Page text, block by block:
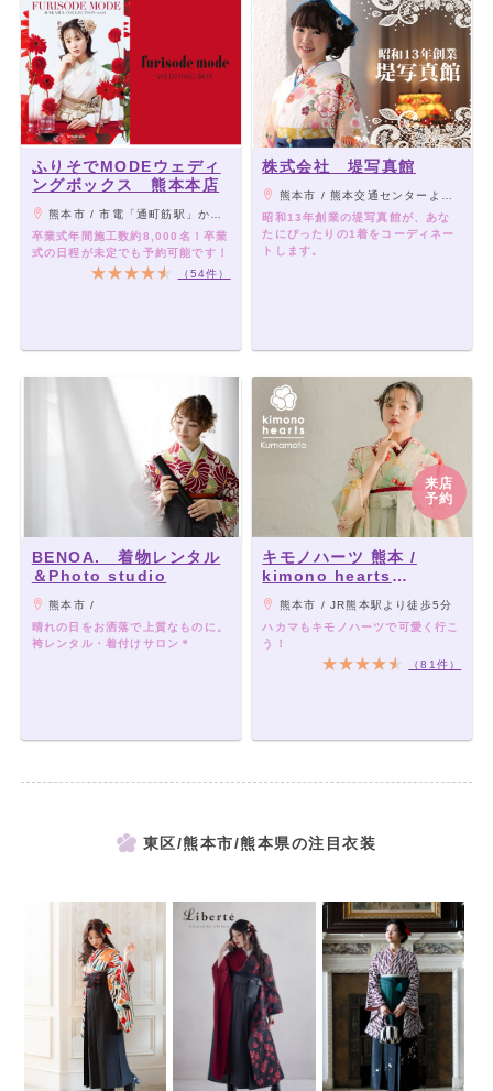
ふりそでMODEウェディ
ングボックス 熊本本店
熊本市 / 市電「通町筋駅」から下通り徒歩2分
卒業式年間施工数約8,000名！卒業
式の日程が未定でも予約可能です！
（54件）
株式会社 堤写真館
熊本市 / 熊本交通センターより徒歩8分/熊本市電通町筋駅から徒歩7分
昭和13年創業の堤写真館が、あな
たにぴったりの1着をコーディネー
トします。
BENOA. 着物レンタル
＆Photo studio
熊本市 /
晴れの日をお洒落で上質なものに。
袴レンタル・着付けサロン＊
来店
予約
キモノハーツ 熊本 /
kimono hearts
Kumamoto
熊本市 / JR熊本駅より徒歩5分
ハカマもキモノハーツで可愛く行こ
う！
（81件）
東区/熊本市/熊本県の注目衣装